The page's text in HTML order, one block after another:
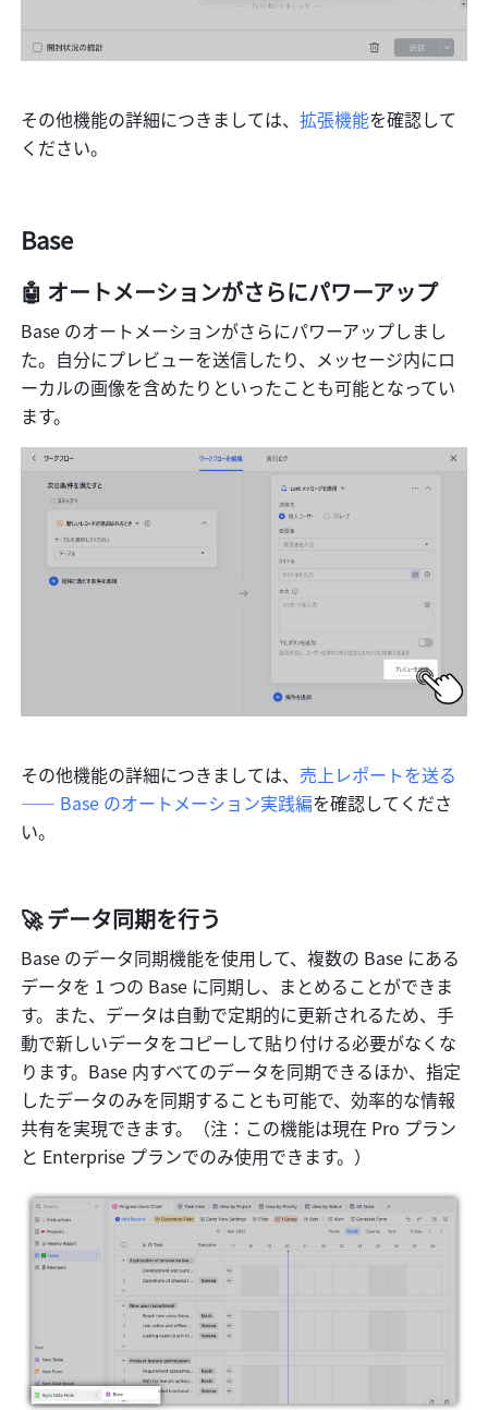
その他機能の詳細につきましては、拡張機能を確認して
ください。
Base
🤖️ オートメーションがさらにパワーアップ
Base のオートメーションがさらにパワーアップしまし
た。自分にプレビューを送信したり、メッセージ内にロ
ーカルの画像を含めたりといったことも可能となってい
ます。
その他機能の詳細につきましては、 売上レポートを送る
—— Base のオートメーション実践編を確認してくださ
い。
🚀 データ同期を行う
Base のデータ同期機能を使用して、複数の Base にある
データを 1 つの Base に同期し、まとめることができま
す。また、データは自動で定期的に更新されるため、手
動で新しいデータをコピーして貼り付ける必要がなくな
ります。Base 内すべてのデータを同期できるほか、指定
したデータのみを同期することも可能で、効率的な情報
共有を実現できます。（注：この機能は現在 Pro プラン
と Enterprise プランでのみ使用できます。）